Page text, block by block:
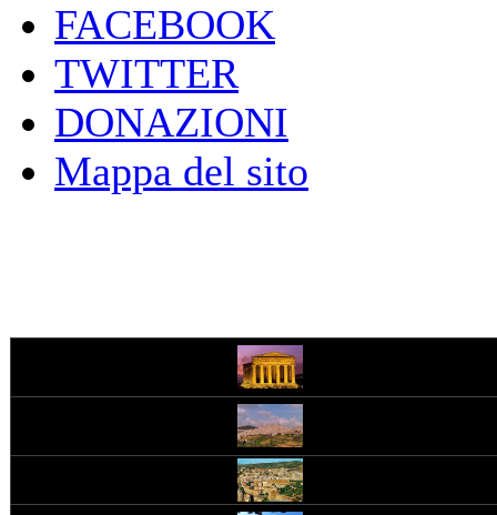
FACEBOOK
TWITTER
DONAZIONI
Mappa del sito